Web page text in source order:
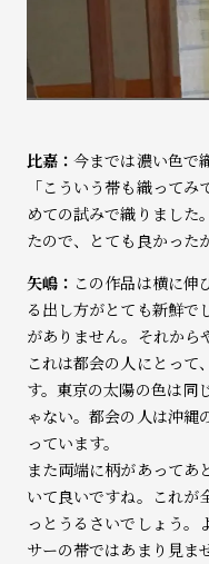
比嘉：今までは濃い色で
「こういう帯も織って
めての試みで織りました
たので、とても良かった
矢嶋： この作品は横に伸
る出し方がとても新鮮で
がありません。それから
これは都会の人にとって
す。東京の太陽の色は同
ゃない。都会の人は沖縄
っています。
また両端に柄があってあ
いて良いですね。これが
っとうるさいでしょう。
サーの帯ではあまり見ま